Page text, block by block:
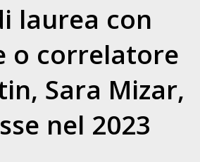
laurea con
o correlatore
Sara Mizar,
nel 2023